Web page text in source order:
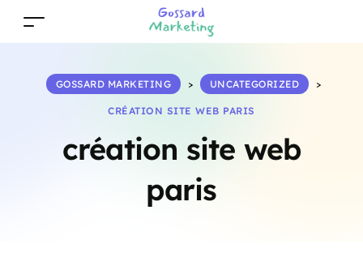
création site web
paris
GOSSARD MARKETING > UNCATEGORIZED >
CRÉATION SITE WEB PARIS